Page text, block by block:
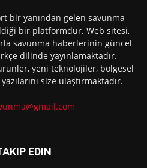
bir yanından gelen savunma
bir platformdur. Web sitesi,
savunma haberlerinin güncel
dilinde yayınlamaktadır.
yeni teknolojiler, bölgesel
size ulaştırmaktadır.
EDIN